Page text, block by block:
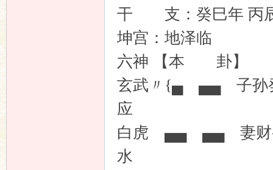
干 支：癸巳年 丙
坤宫：地泽
六神 【本
玄武〃{▄ ▄▄
应
白虎 ▄▄ ▄▄ 妻
水